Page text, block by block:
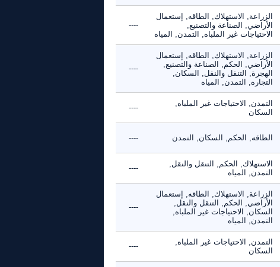
الزراعة, الاستهلاك, الطاقه, إستعمال
الأراضي, الصناعة والتصنيع,
الاحتياجات غير الملباه, التمدن, المياه
----
الزراعة, الاستهلاك, الطاقه, إستعمال
الأراضي, الحكم, الصناعة والتصنيع,
الهجرة, التنقل والنقل, السكان,
التجاره, التمدن, المياه
----
التمدن, الاحتياجات غير الملباه,
السكان
----
الطاقه, الحكم, السكان, التمدن ----
الاستهلاك, الحكم, التنقل والنقل,
التمدن, المياه
----
الزراعة, الاستهلاك, الطاقه, إستعمال
الأراضي, الحكم, التنقل والنقل,
السكان, الاحتياجات غير الملباه,
التمدن, المياه
----
التمدن, الاحتياجات غير الملباه,
السكان
----